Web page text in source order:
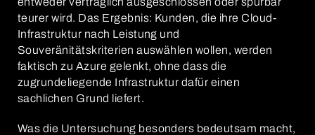
teurer wird. Das Ergebnis: Kunden, die ihre Cloud-
Infrastruktur nach Leistung und
Souveränitätskriterien auswählen wollen, werden
faktisch zu Azure gelenkt, ohne dass die
zugrundeliegende Infrastruktur dafür einen
sachlichen Grund liefert.
Was die Untersuchung besonders bedeutsam macht,